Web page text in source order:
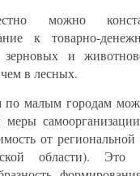
можно
к товарно-
зерновых и
в лесных.
малым городам
меры
от
области). Это